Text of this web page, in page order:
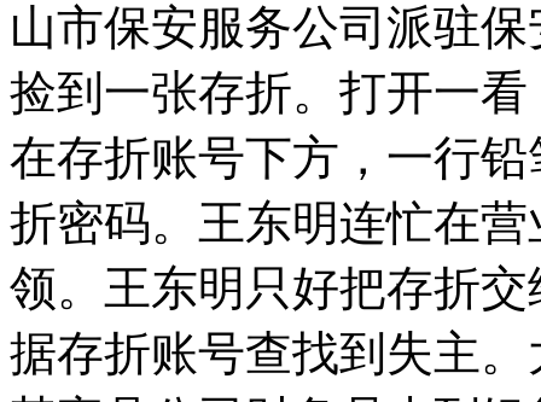
山市保安服务公司派驻
捡到一张存折。打开一
在存折账号下方，一行
折密码。王东明连忙在
领。王东明只好把存折
据存折账号查找到失主